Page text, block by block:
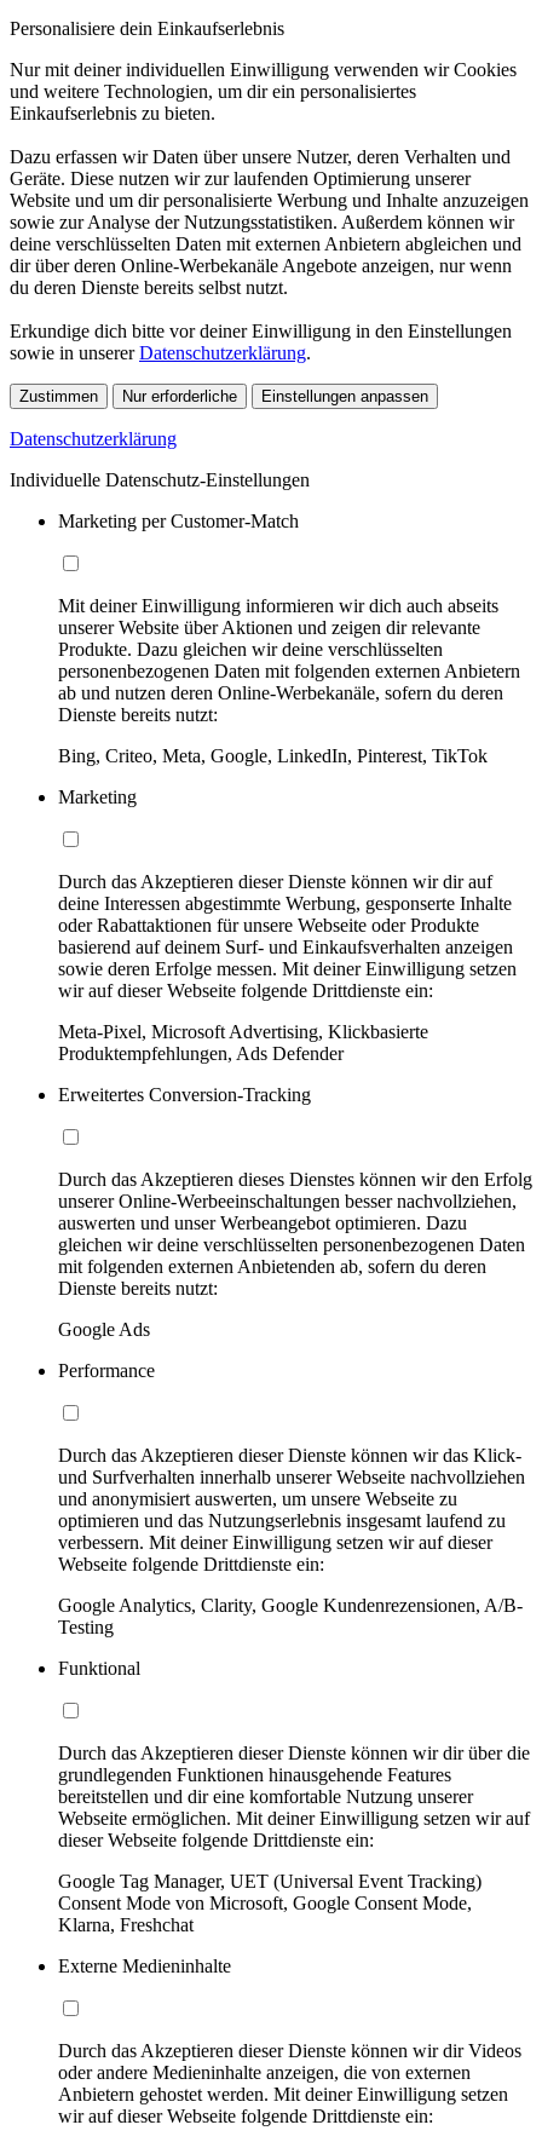
Personalisiere dein Einkaufserlebnis
Nur mit deiner individuellen Einwilligung verwenden wir Cookies
und weitere Technologien, um dir ein personalisiertes
Einkaufserlebnis zu bieten.
Dazu erfassen wir Daten über unsere Nutzer, deren Verhalten und
Geräte. Diese nutzen wir zur laufenden Optimierung unserer
Website und um dir personalisierte Werbung und Inhalte anzuzeigen
sowie zur Analyse der Nutzungsstatistiken. Außerdem können wir
deine verschlüsselten Daten mit externen Anbietern abgleichen und
dir über deren Online-Werbekanäle Angebote anzeigen, nur wenn
du deren Dienste bereits selbst nutzt.
Erkundige dich bitte vor deiner Einwilligung in den Einstellungen
sowie in unsererDatenschutzerklärung.
Zustimmen Nur erforderliche Einstellungen anpassen
Datenschutzerklärung
Individuelle Datenschutz-Einstellungen
Marketing per Customer-Match
Mit deiner Einwilligung informieren wir dich auch abseits
unserer Website über Aktionen und zeigen dir relevante
Produkte. Dazu gleichen wir deine verschlüsselten
personenbezogenen Daten mit folgenden externen Anbietern
ab und nutzen deren Online-Werbekanäle, sofern du deren
Dienste bereits nutzt:
Bing, Criteo, Meta, Google, LinkedIn, Pinterest, TikTok
Marketing
Durch das Akzeptieren dieser Dienste können wir dir auf
deine Interessen abgestimmte Werbung, gesponserte Inhalte
oder Rabattaktionen für unsere Webseite oder Produkte
basierend auf deinem Surf- und Einkaufsverhalten anzeigen
sowie deren Erfolge messen. Mit deiner Einwilligung setzen
wir auf dieser Webseite folgende Drittdienste ein:
Meta-Pixel, Microsoft Advertising, Klickbasierte
Produktempfehlungen, Ads Defender
Erweitertes Conversion-Tracking
Durch das Akzeptieren dieses Dienstes können wir den Erfolg
unserer Online-Werbeeinschaltungen besser nachvollziehen,
auswerten und unser Werbeangebot optimieren. Dazu
gleichen wir deine verschlüsselten personenbezogenen Daten
mit folgenden externen Anbietenden ab, sofern du deren
Dienste bereits nutzt:
Google Ads
Performance
Durch das Akzeptieren dieser Dienste können wir das Klick-
und Surfverhalten innerhalb unserer Webseite nachvollziehen
und anonymisiert auswerten, um unsere Webseite zu
optimieren und das Nutzungserlebnis insgesamt laufend zu
verbessern. Mit deiner Einwilligung setzen wir auf dieser
Webseite folgende Drittdienste ein:
Google Analytics, Clarity, Google Kundenrezensionen, A/B-
Testing
Funktional
Durch das Akzeptieren dieser Dienste können wir dir über die
grundlegenden Funktionen hinausgehende Features
bereitstellen und dir eine komfortable Nutzung unserer
Webseite ermöglichen. Mit deiner Einwilligung setzen wir auf
dieser Webseite folgende Drittdienste ein:
Google Tag Manager, UET (Universal Event Tracking)
Consent Mode von Microsoft, Google Consent Mode,
Klarna, Freshchat
Externe Medieninhalte
Durch das Akzeptieren dieser Dienste können wir dir Videos
oder andere Medieninhalte anzeigen, die von externen
Anbietern gehostet werden. Mit deiner Einwilligung setzen
wir auf dieser Webseite folgende Drittdienste ein: